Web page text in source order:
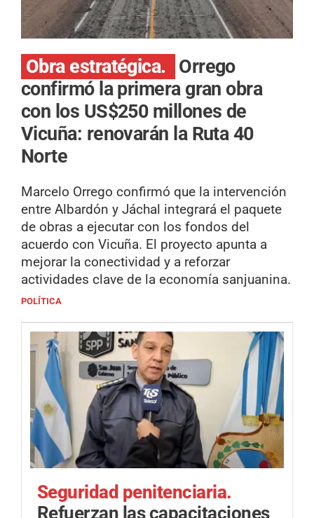
Obra estratégica.
Orrego
confirmó la primera gran obra
con los US$250 millones de
Vicuña: renovarán la Ruta 40
Norte
Marcelo Orrego confirmó que la intervención
entre Albardón y Jáchal integrará el paquete
de obras a ejecutar con los fondos del
acuerdo con Vicuña. El proyecto apunta a
mejorar la conectividad y a reforzar
actividades clave de la economía sanjuanina.
POLÍTICA
Seguridad penitenciaria.
Refuerzan las capacitaciones